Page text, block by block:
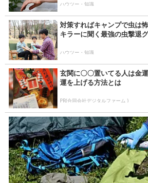
ハウツー・知識
対策すればキャンプで虫は
キラーに聞く最強の虫撃退
ハウツー・知識
玄関に〇〇置いてる人は金
運を上げる方法とは
PR(合同会社デジタルファーム )